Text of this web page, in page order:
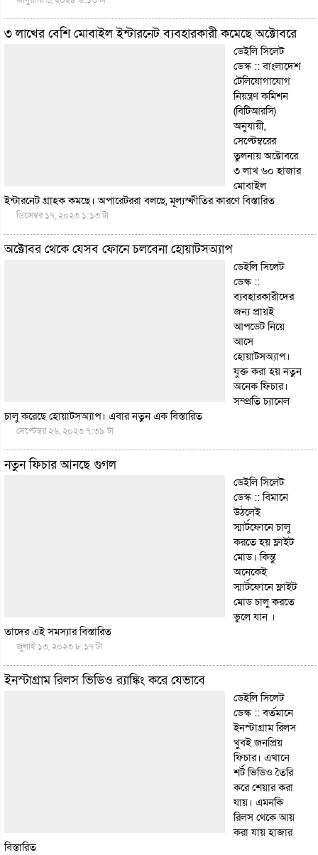
৩ লাখের বেশি মোবাইল ইন্টারনেট ব্যবহারকারী কমেছে অক্টোবরে
ডেইলি সিলেট
ডেস্ক :: বাংলাদেশ
টেলিযোগাযোগ
নিয়ন্ত্রণ কমিশন
(বিটিআরসি)
অনুযায়ী,
সেপ্টেম্বরের
তুলনায় অক্টোবরে
৩ লাখ ৬০ হাজার
মোবাইল
ইন্টারনেট গ্রাহক কমছে। অপারেটররা বলছে, মূল্যস্ফীতির কারণেবিস্তারিত
ডিসেম্বর ১৭, ২০২৩ ১:১৩ টা
অক্টোবর থেকে যেসব ফোনে চলবেনা হোয়াটসঅ্যাপ
ডেইলি সিলেট
ডেস্ক ::
ব্যবহারকারীদের
জন্য প্রায়ই
আপডেট নিয়ে
আসে
হোয়াটসঅ্যাপ।
যুক্ত করা হয় নতুন
অনেক ফিচার।
সম্প্রতি চ্যানেল
চালু করেছে হোয়াটসঅ্যাপ। এবার নতুন একবিস্তারিত
সেপ্টেম্বর ২৬, ২০২৩ ৭:৩৯ টা
নতুন ফিচার আনছে গুগল
ডেইলি সিলেট
ডেস্ক :: বিমানে
উঠলেই
স্মার্টফোনে চালু
করতে হয় ফ্লাইট
মোড। কিন্তু
অনেকেই
স্মার্টফোনে ফ্লাইট
মোড চালু করতে
ভুলে যান ।
তাদের এই সমস্যারবিস্তারিত
জুলাই ১৩, ২০২৩ ৮:১৭ টা
ইনস্টাগ্রাম রিলস ভিডিও র‌্যাঙ্কিং করে যেভাবে
ডেইলি সিলেট
ডেস্ক :: বর্তমানে
ইনস্টাগ্রাম রিলস
খুবই জনপ্রিয়
ফিচার। এখানে
শর্ট ভিডিও তৈরি
করে শেয়ার করা
যায়। এমনকি
রিলস থেকে আয়
করা যায় হাজার
বিস্তারিত